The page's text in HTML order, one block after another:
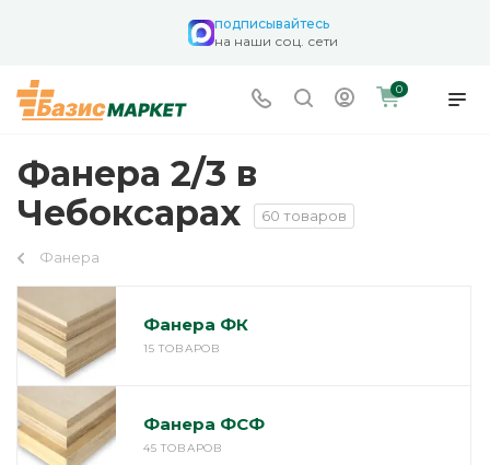
подписывайтесь
на наши соц. сети
0
Фанера 2/3 в
Чебоксарах
60 товаров
Фанера
Фанера ФК
15 ТОВАРОВ
Фанера ФСФ
45 ТОВАРОВ